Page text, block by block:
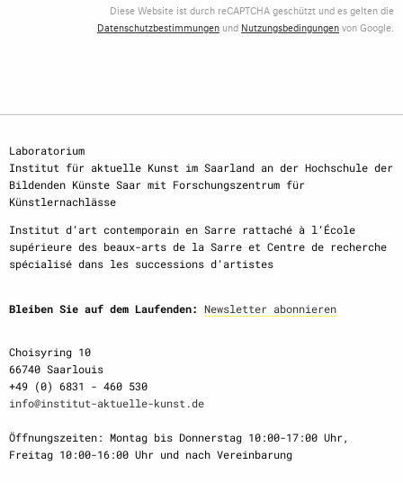
Diese Website ist durch reCAPTCHA geschützt und es gelten die
Datenschutzbestimmungen und Nutzungsbedingungenvon Google.
Laboratorium
Institut für aktuelle Kunst im Saarland an der Hochschule der
Bildenden Künste Saar mit Forschungszentrum für
Künstlernachlässe
Institut d‘art contemporain en Sarre rattaché à l‘École
supérieure des beaux-arts de la Sarre et Centre de recherche
spécialisé dans les successions d‘artistes
Bleiben Sie auf dem Laufenden: Newsletter abonnieren
Choisyring 10
66740 Saarlouis
+49 (0) 6831 - 460 530
info@institut-aktuelle-kunst.de
Öffnungszeiten: Montag bis Donnerstag 10:00-17:00 Uhr,
Freitag 10:00-16:00 Uhr und nach Vereinbarung